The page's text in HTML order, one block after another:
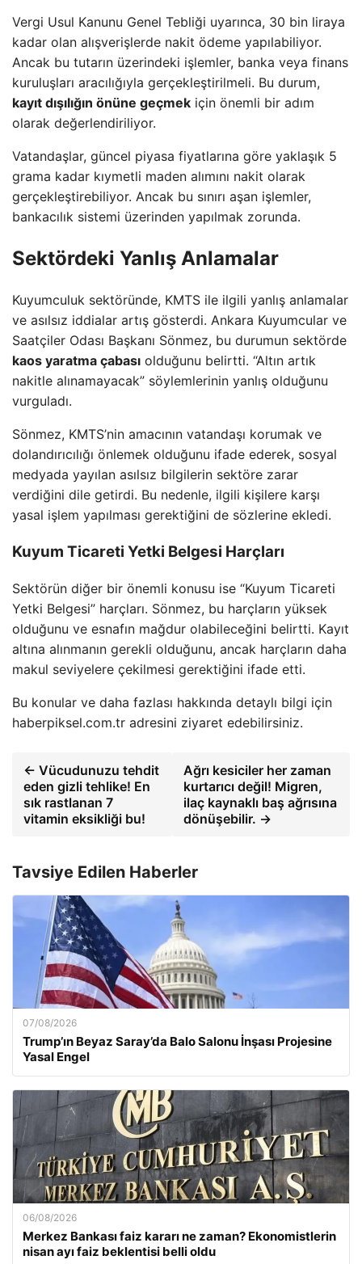
Vergi Usul Kanunu Genel Tebliği uyarınca, 30 bin liraya
kadar olan alışverişlerde nakit ödeme yapılabiliyor.
Ancak bu tutarın üzerindeki işlemler, banka veya finans
kuruluşları aracılığıyla gerçekleştirilmeli. Bu durum,
kayıt dışılığın önüne geçmek için önemli bir adım
olarak değerlendiriliyor.
Vatandaşlar, güncel piyasa fiyatlarına göre yaklaşık 5
grama kadar kıymetli maden alımını nakit olarak
gerçekleştirebiliyor. Ancak bu sınırı aşan işlemler,
bankacılık sistemi üzerinden yapılmak zorunda.
Sektördeki Yanlış Anlamalar
Kuyumculuk sektöründe, KMTS ile ilgili yanlış anlamalar
ve asılsız iddialar artış gösterdi. Ankara Kuyumcular ve
Saatçiler Odası Başkanı Sönmez, bu durumun sektörde
kaos yaratma çabası olduğunu belirtti. “Altın artık
nakitle alınamayacak” söylemlerinin yanlış olduğunu
vurguladı.
Sönmez, KMTS’nin amacının vatandaşı korumak ve
dolandırıcılığı önlemek olduğunu ifade ederek, sosyal
medyada yayılan asılsız bilgilerin sektöre zarar
verdiğini dile getirdi. Bu nedenle, ilgili kişilere karşı
yasal işlem yapılması gerektiğini de sözlerine ekledi.
Kuyum Ticareti Yetki Belgesi Harçları
Sektörün diğer bir önemli konusu ise “Kuyum Ticareti
Yetki Belgesi” harçları. Sönmez, bu harçların yüksek
olduğunu ve esnafın mağdur olabileceğini belirtti. Kayıt
altına alınmanın gerekli olduğunu, ancak harçların daha
makul seviyelere çekilmesi gerektiğini ifade etti.
Bu konular ve daha fazlası hakkında detaylı bilgi için
haberpiksel.com.tr adresini ziyaret edebilirsiniz.
← Vücudunuzu tehdit
eden gizli tehlike! En
sık rastlanan 7
vitamin eksikliği bu!
Ağrı kesiciler her zaman
kurtarıcı değil! Migren,
ilaç kaynaklı baş ağrısına
dönüşebilir. →
Tavsiye Edilen Haberler
07/08/2026
Trump’ın Beyaz Saray’da Balo Salonu İnşası Projesine
Yasal Engel
06/08/2026
Merkez Bankası faiz kararı ne zaman? Ekonomistlerin
nisan ayı faiz beklentisi belli oldu